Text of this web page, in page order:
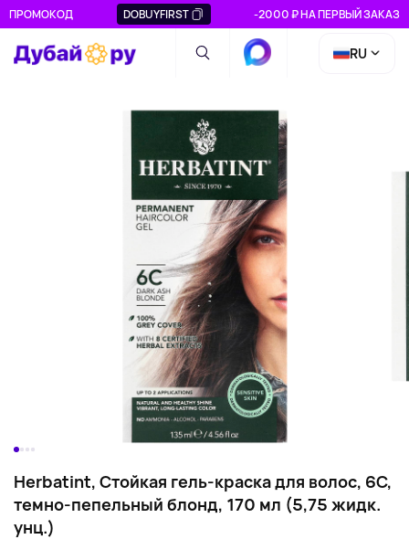
ПРОМОКОД DOBUYFIRST -2000 ₽ НА ПЕРВЫЙ ЗАКАЗ
RU
Herbatint, Стойкая гель-краска для волос, 6C,
темно-пепельный блонд, 170 мл (5,75 жидк.
унц.)